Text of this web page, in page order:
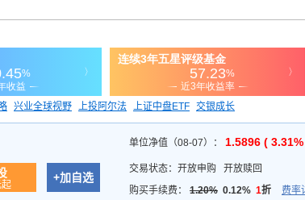
兴业全球视野 上投阿尔法 上证中盘ETF 交银成长
起
+加自选
单位净值（08-07）： 1.5896 ( 3.31%
交易状态： 开放申购
开放赎回
购买手续费： 1.20% 0.12% 1折 费率